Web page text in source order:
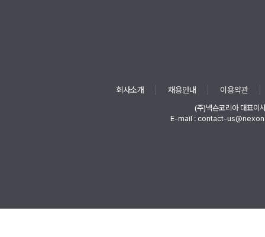
회사소개 채용안내 이용약관
(주)넥슨코리아 대표이
E-mail : contact-